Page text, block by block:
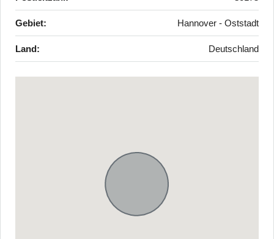
Gebiet: Hannover - Oststadt
Land: Deutschland